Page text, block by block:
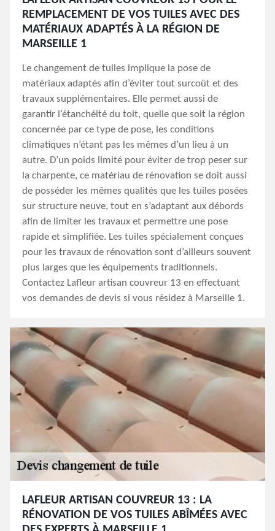
REMPLACEMENT DE VOS TUILES AVEC DES
MATÉRIAUX ADAPTÉS À LA RÉGION DE
MARSEILLE 1
Le changement de tuiles implique la pose de
matériaux adaptés afin d’éviter tout surcoût et des
travaux supplémentaires. Elle permet aussi de
garantir l’étanchéité du toit, quelle que soit la région
concernée par ce type de pose, les conditions
climatiques n’étant pas les mêmes d’un lieu à un
autre. D’un poids limité pour éviter de trop peser sur
la charpente, ce matériau de rénovation se doit aussi
de posséder les mêmes qualités que les tuiles posées
sur structure neuve, tout en s’adaptant aux débords
afin de limiter les travaux et permettre une pose
rapide et simplifiée. Les tuiles spécialement conçues
pour les travaux de rénovation sont d’ailleurs souvent
plus larges que les équipements traditionnels.
Contactez Lafleur artisan couvreur 13 en effectuant
vos demandes de devis si vous résidez à Marseille 1.
LAFLEUR ARTISAN COUVREUR 13 : LA
RÉNOVATION DE VOS TUILES ABÎMÉES AVEC